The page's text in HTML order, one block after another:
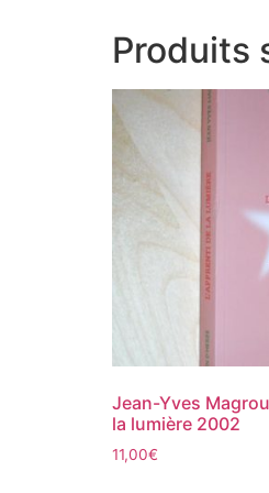
Produits
Jean-Yves
la lumière 2002
11,00€